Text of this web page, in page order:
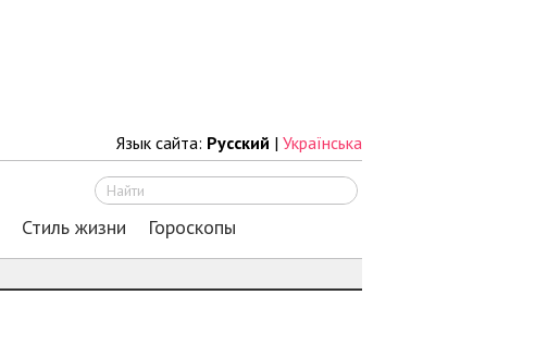
Язык сайта: Русский | Українська
Стиль жизни Гороскопы